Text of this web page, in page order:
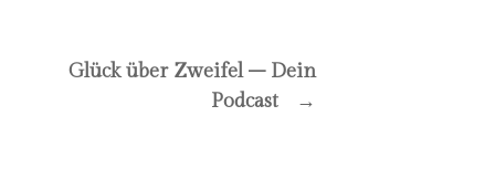
Glück über Zweifel – Dein
Podcast
→